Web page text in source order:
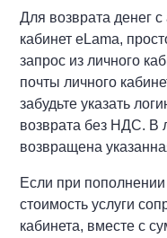
Для возврата денег
кабинет eLama,
запрос из личного
почты личного
забудьте указать
возврата без НДС. В
возвращена
Если при
стоимость услуги
кабинета, вместе с